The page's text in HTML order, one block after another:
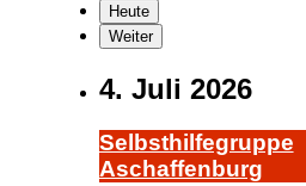
Heute
Weiter
4. Juli 2026
Selbst­hil­fe­grup­pe
A­schaf­fen­burg